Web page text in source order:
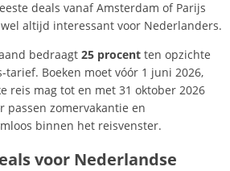
deals vanaf Amsterdam of Parijs
altijd interessant voor Nederlanders.
bedraagt 25 procent ten opzichte
Boeken moet vóór 1 juni 2026,
reis mag tot en met 31 oktober 2026
passen zomervakantie en
binnen het reisvenster.
voor Nederlandse